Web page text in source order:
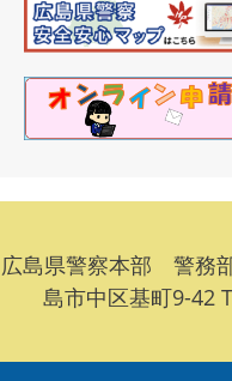
広島県警察本部 警務
島市中区基町9-42